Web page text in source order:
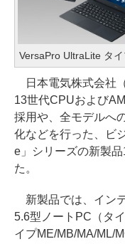
VersaPro UltraLite タ
日本電気株式会社
13世代CPUおよび
採用や、全モデルへ
化などを行った、ビ
e」シリーズの新製
た。
新製品では、イン
5.6型ノートPC（タ
イプME/MB/MA/ML/